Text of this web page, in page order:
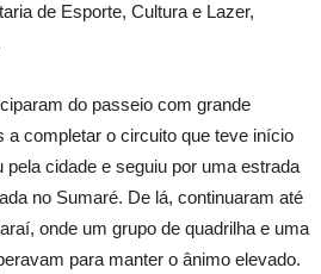
de Esporte, Cultura e Lazer,
do passeio com grande
a completar o circuito que teve início
pela cidade e seguiu por uma estrada
no Sumaré. De lá, continuaram até
onde um grupo de quadrilha e uma
para manter o ânimo elevado.